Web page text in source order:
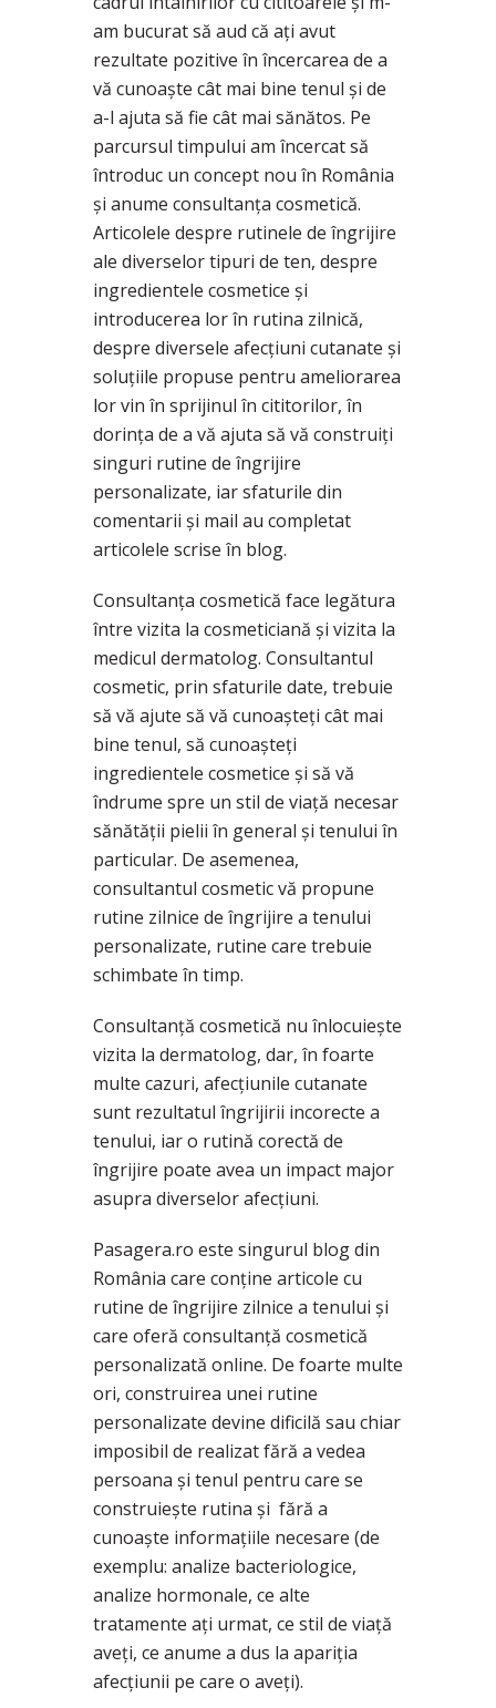
am bucurat să aud că ați avut
rezultate pozitive în încercarea de a
vă cunoaște cât mai bine tenul și de
a-l ajuta să fie cât mai sănătos. Pe
parcursul timpului am încercat să
întroduc un concept nou în România
și anume consultanța cosmetică.
Articolele despre rutinele de îngrijire
ale diverselor tipuri de ten, despre
ingredientele cosmetice și
introducerea lor în rutina zilnică,
despre diversele afecțiuni cutanate și
soluțiile propuse pentru ameliorarea
lor vin în sprijinul în cititorilor, în
dorința de a vă ajuta să vă construiți
singuri rutine de îngrijire
personalizate, iar sfaturile din
comentarii și mail au completat
articolele scrise în blog.
Consultanța cosmetică face legătura
între vizita la cosmeticiană și vizita la
medicul dermatolog. Consultantul
cosmetic, prin sfaturile date, trebuie
să vă ajute să vă cunoașteți cât mai
bine tenul, să cunoașteți
ingredientele cosmetice și să vă
îndrume spre un stil de viață necesar
sănătății pielii în general și tenului în
particular. De asemenea,
consultantul cosmetic vă propune
rutine zilnice de îngrijire a tenului
personalizate, rutine care trebuie
schimbate în timp.
Consultanță cosmetică nu înlocuiește
vizita la dermatolog, dar, în foarte
multe cazuri, afecțiunile cutanate
sunt rezultatul îngrijirii incorecte a
tenului, iar o rutină corectă de
îngrijire poate avea un impact major
asupra diverselor afecțiuni.
Pasagera.ro este singurul blog din
România care conține articole cu
rutine de îngrijire zilnice a tenului și
care oferă consultanță cosmetică
personalizată online. De foarte multe
ori, construirea unei rutine
personalizate devine dificilă sau chiar
imposibil de realizat fără a vedea
persoana și tenul pentru care se
construiește rutina și fără a
cunoaște informațiile necesare (de
exemplu: analize bacteriologice,
analize hormonale, ce alte
tratamente ați urmat, ce stil de viață
aveți, ce anume a dus la apariția
afecțiunii pe care o aveți).